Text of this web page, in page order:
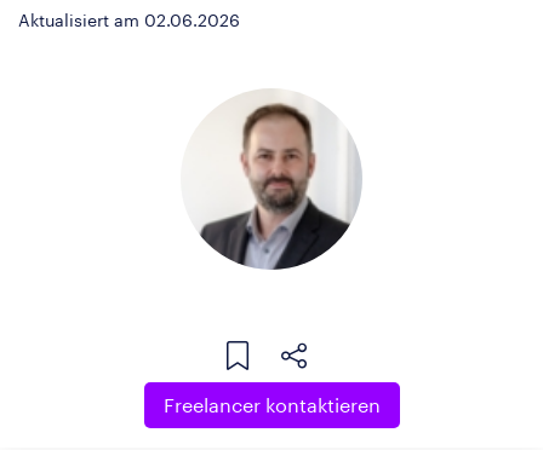
Aktualisiert am 02.06.2026
Freelancer kontaktieren